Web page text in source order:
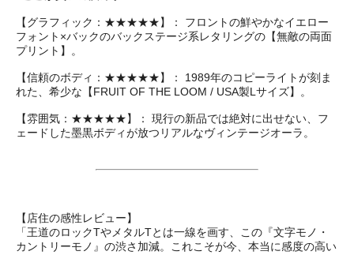
【グラフィック：★★★★★】： フロントの鮮やかなイエロー
フォント×バックのバックステージ系レタリングの【無敵の両面
プリント】。
【信頼のボディ：★★★★★】： 1989年のコピーライトが刻ま
れた、希少な【FRUIT OF THE LOOM / USA製Lサイズ】。
【雰囲気：★★★★★】： 現行の新品では絶対に出せない、フ
ェードした墨黒ボディが放つリアルなヴィンテージオーラ。
【店住の感性レビュー】
「王道のロックTやメタルTとは一線を画す、この『文字モノ・
カントリーモノ』の渋さ加減。これこそが今、本当に感度の高い